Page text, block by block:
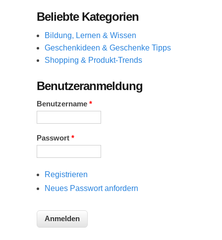
Beliebte Kategorien
Bildung, Lernen & Wissen
Geschenkideen & Geschenke Tipps
Shopping & Produkt-Trends
Benutzeranmeldung
Benutzername *
Passwort *
Registrieren
Neues Passwort anfordern